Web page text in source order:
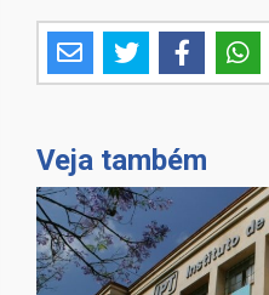
Veja também